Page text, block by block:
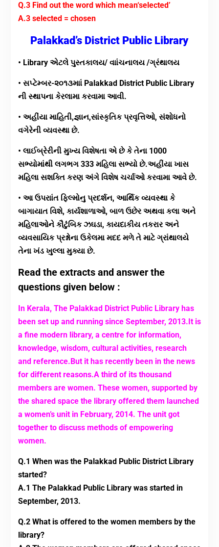
Q.3 Find out the word which mean‘selected’
A.3 selected = chosen
Palakkad’s District Public Library
• Library એટલે પુસ્તકાલય/ વાાંચનાલય /ગ્રંથાલય
• સપ્ટેમ્બર-૨૦૧૩માાં Palakkad District Public Library
ની સ્થાપના કેરલામા કરવામા આવી.
• અહીંયા માહિતી,જ્ઞાન,સાંસ્કૃતિક પ્રવૃત્તિઓ, સંશોધનો
વગેરેની વ્યવસ્થા છે.
• લાઈબ્રેરીની મુખ્ય વિશેષતા એ છે કે તેના 1000
સભ્યોમાંથી લગભગ 333 મહિલા સભ્યો છે.અહીંયા ખાસ
મહિલા સશક્તિ કરણ અંગે વિશેષ ચર્ચાઓ કરવામા આવે છે.
• આ ઉપરાાંત ફિલ્મોનુ પ્રદર્શન, આર્થિક વ્યવસ્થા કે
બાગાયાત વિશે, કાર્યશાળાઓ, બાળ ઉછેર અથવા કલા અને
મહિલાઓને કૌટુંંબિક ઝઘડા, કાયદાકીય તકરાર અને
વ્યવસાયિક પ્રશ્નોના ઉકેલમા મદદ મળે તે માટે ગ્રાંથાલયે
તેના ખંડ ખુલ્લા મુક્યા છે.
Read the extracts and answer the
questions given below :
In Kerala, The Palakkad District Public Library has
been set up and running since September, 2013.It is
a fine modern library, a centre for information,
knowledge, wisdom, cultural activities, research
and reference.But it has recently been in the news
for different reasons.A third of its thousand
members are women. These women, supported by
the shared space the library offered them launched
a women’s unit in February, 2014. The unit got
together to discuss methods of empowering
women.
Q.1 When was the Palakkad Public District Library
started?
A.1 The Palakkad Public Library was started in
September, 2013.
Q.2 What is offered to the women members by the
library?